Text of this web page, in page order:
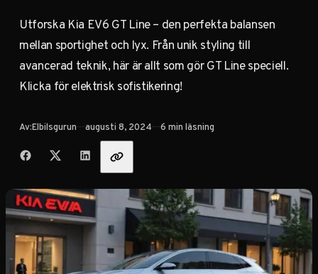
Utforska Kia EV6 GT Line – den perfekta balansen
mellan sportighet och lyx. Från unik styling till
avancerad teknik, här är allt som gör GT Line speciell.
Klicka för elektrisk sofistikering!
Av:Elbilsgurun Publicerad
augusti 8, 2024 6 min läsning
Dela med vänner